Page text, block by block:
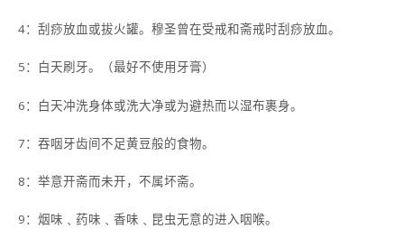
4：刮痧放血或拔火罐。穆圣曾在受戒和斋戒时刮痧放血。
5：白天刷牙。（最好不使用牙膏）
6：白天冲洗身体或洗大净或为避热而以湿布裹身。
7：吞咽牙齿间不足黄豆般的食物。
8：举意开斋而未开，不属坏斋。
9：烟味﹑药味﹑香味﹑昆虫无意的进入咽喉。